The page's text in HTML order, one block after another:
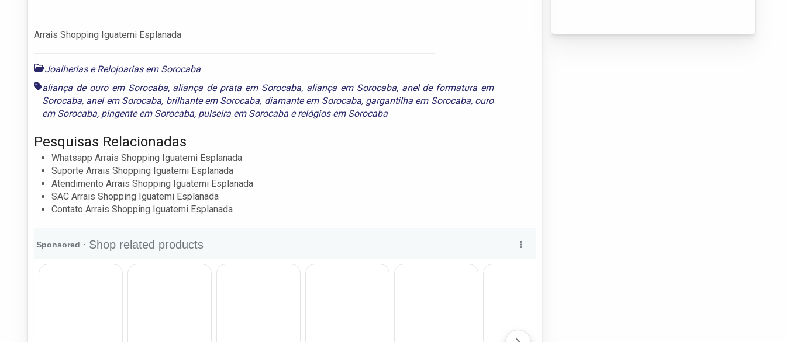
Arrais Shopping Iguatemi Esplanada
Joalherias e Relojoarias em Sorocaba
aliança de ouro em Sorocaba, aliança de prata em Sorocaba, aliança em Sorocaba, anel de formatura em
Sorocaba, anel em Sorocaba, brilhante em Sorocaba, diamante em Sorocaba, gargantilha em Sorocaba, ouro
em Sorocaba, pingente em Sorocaba, pulseira em Sorocaba erelógios em Sorocaba
Pesquisas Relacionadas
Whatsapp Arrais Shopping Iguatemi Esplanada
Suporte Arrais Shopping Iguatemi Esplanada
Atendimento Arrais Shopping Iguatemi Esplanada
SAC Arrais Shopping Iguatemi Esplanada
Contato Arrais Shopping Iguatemi Esplanada